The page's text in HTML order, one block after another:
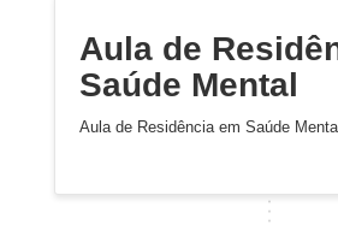
Aula de
Saúde Mental
Aula de Residência em Saúde